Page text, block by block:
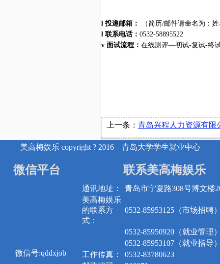
l 投递邮箱： （简历/邮件请命名为 ：
l 联系电话： 0532-58895522
v 面试流程： 在线测评—初试-复试-终
上一条： 青岛兴程人力资源有限公司
美高梅娱乐 copyright ? 2016 青岛大学学生就业中心
微信平台
微信号:qddxjob
联系美高梅娱乐
通讯地址：
青岛市宁夏路308号博文楼
美高梅娱乐
的联系方
式：
0532-85953125（市场招聘
0532-85950920（就业管理
0532-85953107（就业指导
工作传真：
0532-83780623